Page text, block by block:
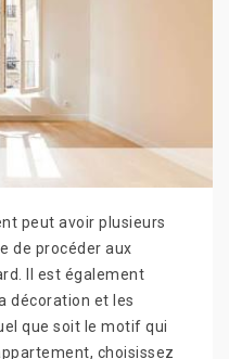
peut avoir plusieurs
de procéder aux
Il est également
décoration et les
que soit le motif qui
choisissez